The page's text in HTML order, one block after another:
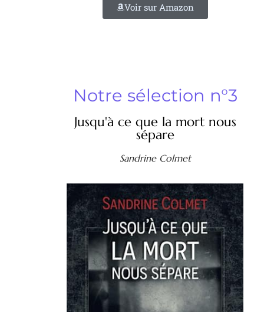
Voir sur Amazon
Notre sélection n°3
Jusqu'à ce que la mort nous
sépare
Sandrine Colmet